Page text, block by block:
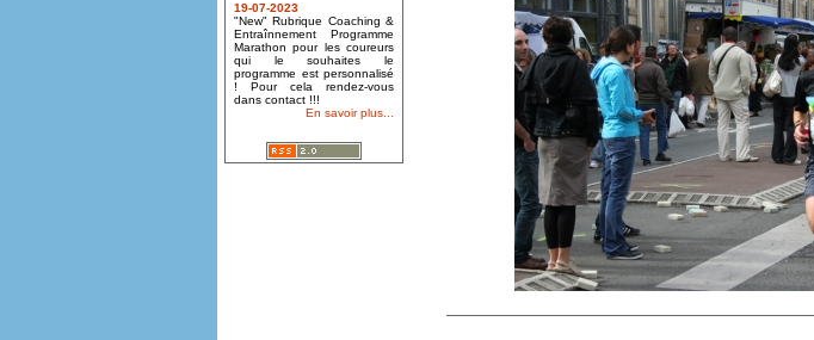
19-07-2023
"New" Rubrique Coaching &
Entraînnement Programme
Marathon pour les coureurs
qui le souhaites le
programme est personnalisé
! Pour cela rendez-vous
dans contact !!!
En savoir plus...